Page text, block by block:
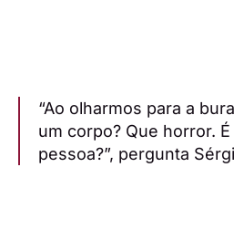
“Ao olharmos para a
um corpo? Que horror.
pessoa?”, pergunta